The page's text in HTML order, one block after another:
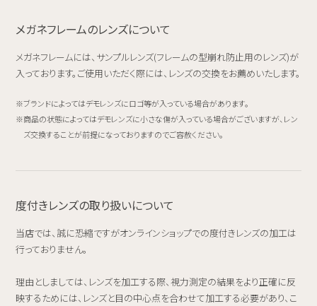
メガネフレームのレンズについて
メガネフレームには、サンプルレンズ(フレームの型崩れ防止用のレンズ)が
入っております。ご使用いただく際には、レンズの交換をお薦めいたします。
ブランドによってはデモレンズにロゴ等が入っている場合があります。
商品の状態によってはデモレンズに小さな傷が入っている場合がございますが、レン
ズ交換することが前提になっておりますのでご容赦ください。
度付きレンズの取り扱いについて
当店では、誠に恐縮ですがオンラインショップでの度付きレンズの加工は
行っておりません。
理由としましては、レンズを加工する際、視力測定の結果をより正確に反
映するためには、レンズと目の中心点を合わせて加工する必要があり、こ